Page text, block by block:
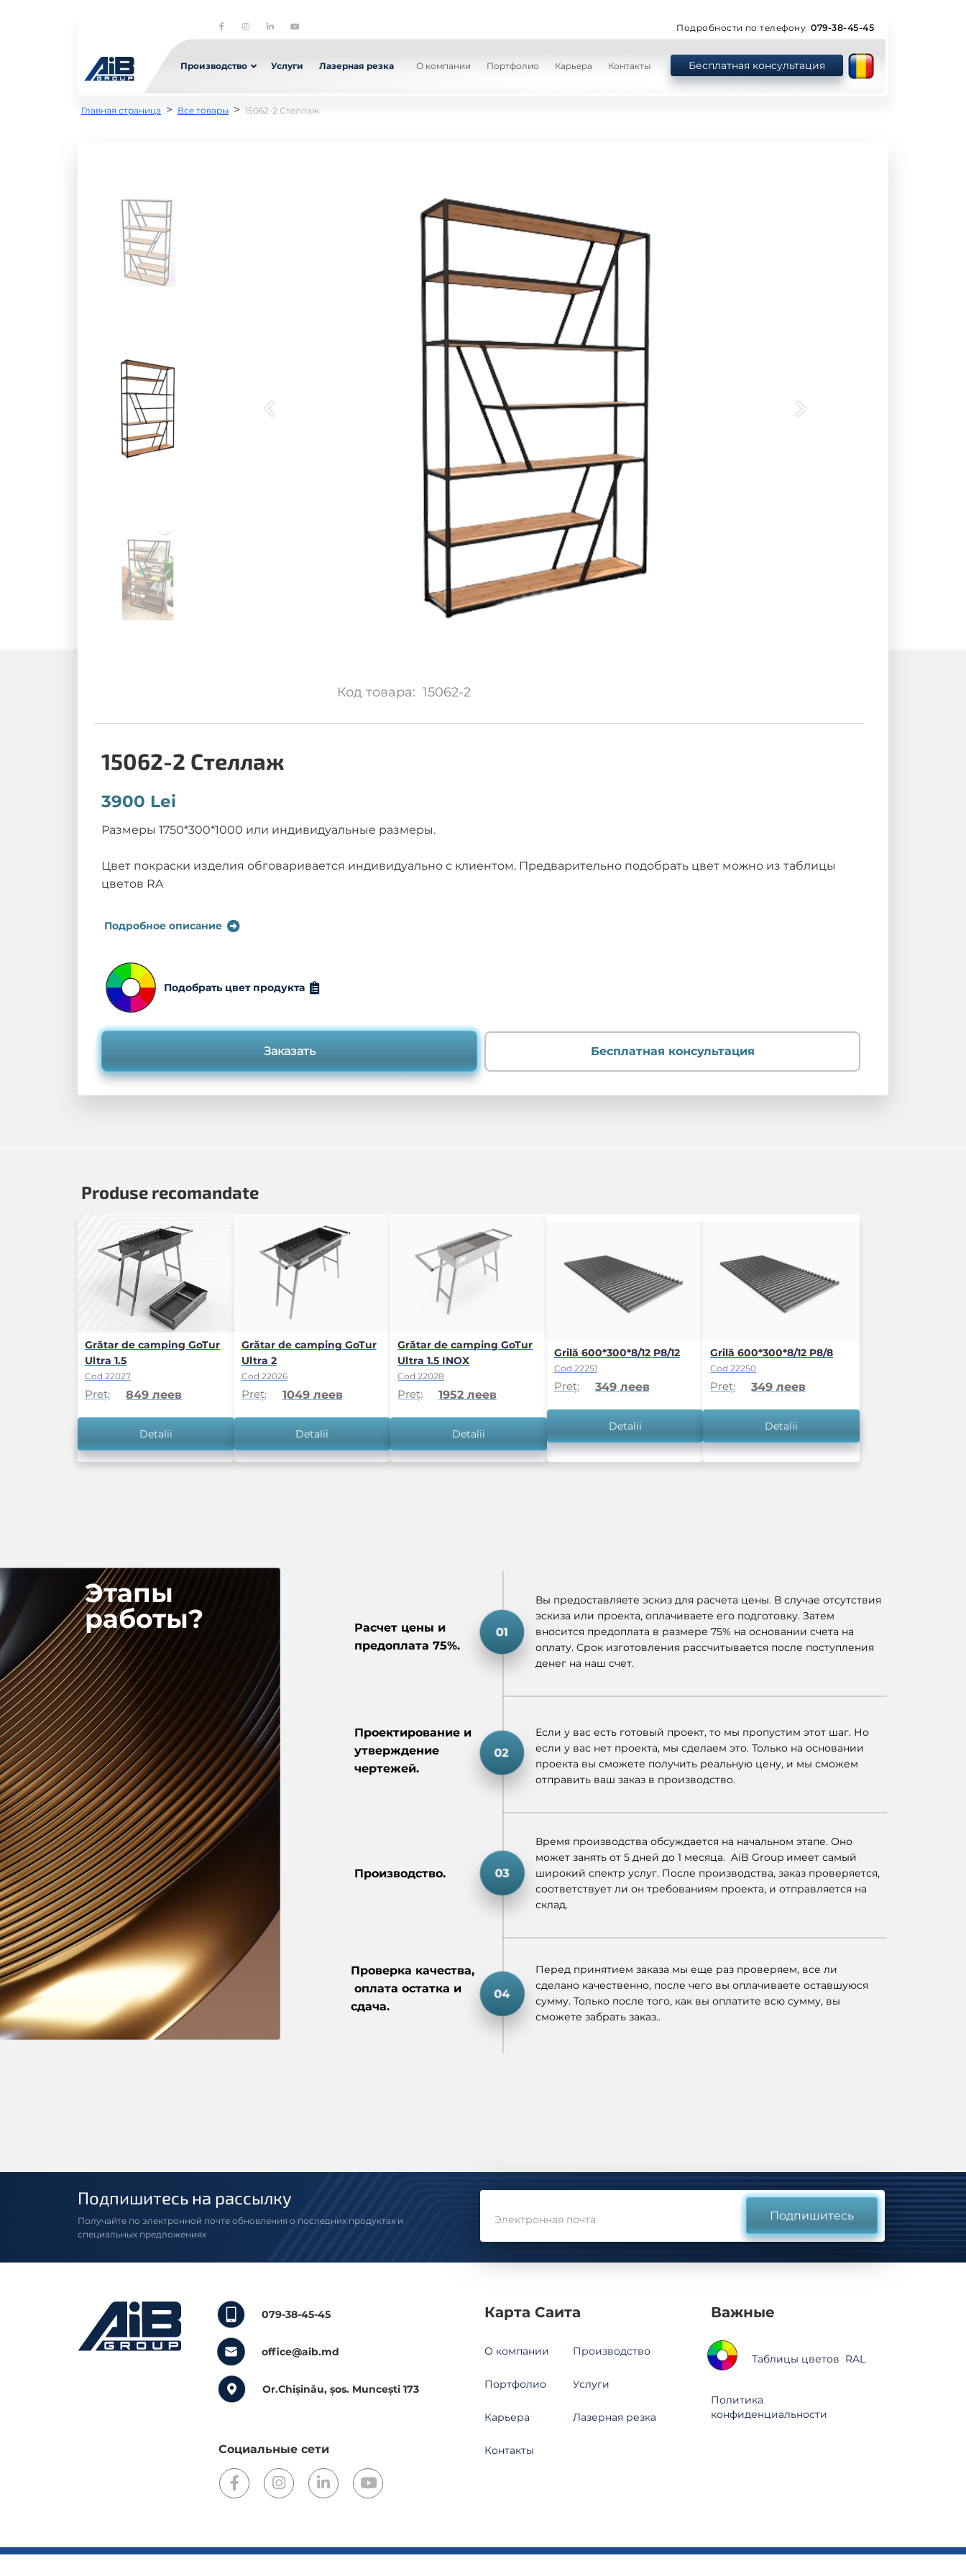
Подробности по телефону079-38-45-45
Производство Услуги Лазерная резка О компании Портфолио Карьера Контакты Бесплатная консультация
Главная страница > Все товары > 15062-2 Стеллаж
Код товара: 15062-2
15062-2 Стеллаж
3900 Lei
Размеры 1750*300*1000 или индивидуальные размеры.
Цвет покраски изделия обговаривается индивидуально с клиентом. Предварительно подобрать цвет можно из таблицы
цветов RA
Подробное описание
Подобрать цвет продукта
Заказать Бесплатная консультация
Produse recomandate
Grătar de camping GoTur
Ultra 1.5
Cod 22027
Preț: 849 леев
Detalii
Grătar de camping GoTur
Ultra 2
Cod 22026
Preț: 1049 леев
Detalii
Grătar de camping GoTur
Ultra 1.5 INOX
Cod 22028
Preț: 1952 леев
Detalii
Grilă 600*300*8/12 P8/12
Cod 22251
Preț: 349 леев
Detalii
Grilă 600*300*8/12 P8/8
Cod 22250
Preț: 349 леев
Detalii
Этапы
работы?
Расчет цены и
предоплата 75%.
Проектирование и
утверждение
чертежей.
Производство.
Проверка качества,
оплата остатка и
сдача.
Вы предоставляете эскиз для расчета цены. В случае отсутствия
эскиза или проекта, оплачиваете его подготовку. Затем
вносится предоплата в размере 75% на основании счета на
оплату. Срок изготовления рассчитывается после поступления
денег на наш счет.
Если у вас есть готовый проект, то мы пропустим этот шаг. Но
если у вас нет проекта, мы сделаем это. Только на основании
проекта вы сможете получить реальную цену, и мы сможем
отправить ваш заказ в производство.
Время производства обсуждается на начальном этапе. Оно
может занять от 5 дней до 1 месяца. AiB Group имеет самый
широкий спектр услуг. После производства, заказ проверяется,
соответствует ли он требованиям проекта, и отправляется на
склад.
Перед принятием заказа мы еще раз проверяем, все ли
сделано качественно, после чего вы оплачиваете оставшуюся
сумму. Только после того, как вы оплатите всю сумму, вы
сможете забрать заказ..
Подпишитесь на рассылку
Получайте по электронной почте обновления о последних продуктах и
специальных предложениях
Электронная почта Подпишитесь
079-38-45-45
office@aib.md
Or.Chișinău, șos. Muncești 173
Социальные сети
Карта Саита
О компании
Портфолио
Карьера
Контакты
Производство
Услуги
Лазерная резка
Важные
Таблицы цветов RAL
Политика
конфиденциальности